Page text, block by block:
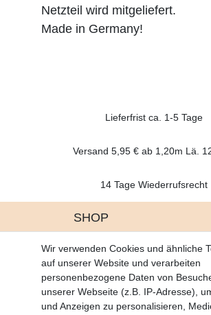
Netzteil wird mitgeliefert.
Made in Germany!
Lieferfrist ca. 1-5 Tage
Versand 5,95 € ab 1,20m Lä.
14 Tage Wiederrufsrecht
SHOP
Battrerie Gesetz
Fragen und Antworten
Zahlungsarten
Wir verwenden Cookies und ähnliche
auf unserer Website und verarbeiten
personenbezogene Daten von
unserer Webseite (z.B. IP-Adresse),
und Anzeigen zu personalisieren,